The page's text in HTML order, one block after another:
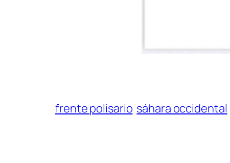
frente polisario sáhara occidental